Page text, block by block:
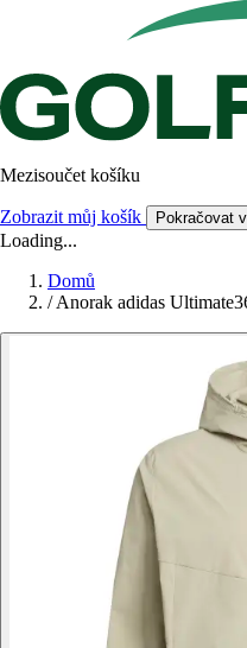
Mezisoučet košíku
Zobrazit můj košík Pokračovat
Loading...
Domů
/ Anorak adidas